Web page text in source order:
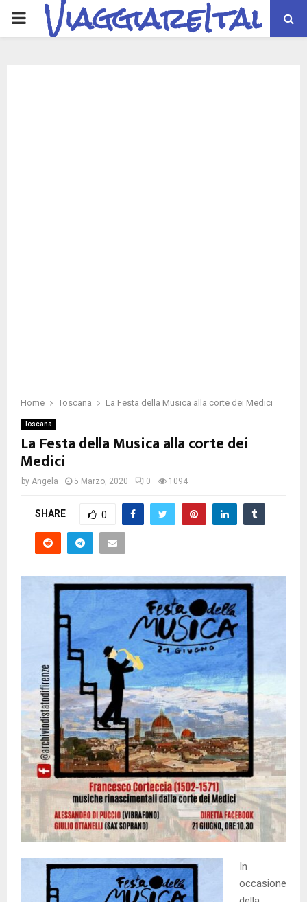
PRIMARYViaggiareItalia
Home Toscana La Festa della Musica alla corte dei Medici
Toscana
La Festa della Musica alla corte dei
Medici
by Angela 5 Marzo, 2020 0 1094
SHARE 0
In
occasione